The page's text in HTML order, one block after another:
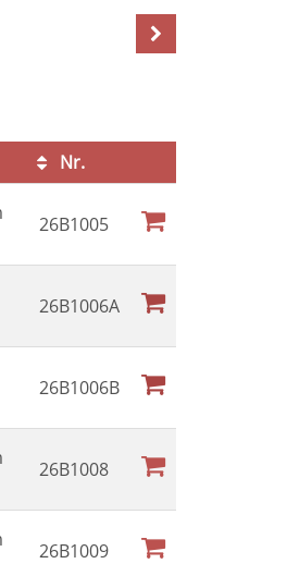
Nr.
Kursstatus
26B1005
26B1006A
26B1006B
26B1008
26B1009